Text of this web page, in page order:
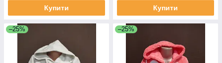
Купити Купити
–25% –25%